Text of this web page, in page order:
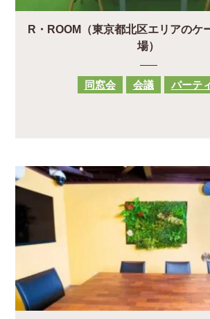
R・ROOM（東京都北区エリアのケ
場）
同窓会 会議 パーテ